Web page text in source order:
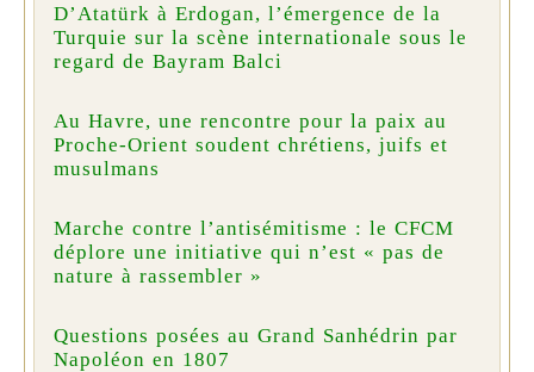
D’Atatürk à Erdogan, l’émergence de la
Turquie sur la scène internationale sous le
regard de Bayram Balci
Au Havre, une rencontre pour la paix au
Proche-Orient soudent chrétiens, juifs et
musulmans
Marche contre l’antisémitisme : le CFCM
déplore une initiative qui n’est « pas de
nature à rassembler »
Questions posées au Grand Sanhédrin par
Napoléon en 1807